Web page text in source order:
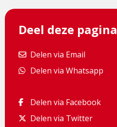
Deel deze pagina
Delen via Email
Delen via Email
Delen via Whatsapp
Delen via Whatsapp
Delen via Facebook
Delen via Facebook
Delen via Twitter
Delen via Twitter